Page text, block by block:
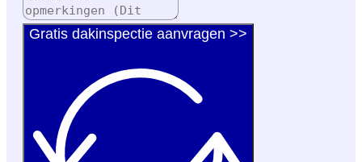
Gratis dakinspectie aanvragen >>